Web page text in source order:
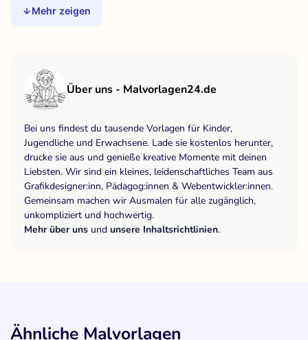
Mehr zeigen
Über uns - Malvorlagen24.de
Bei uns findest du tausende Vorlagen für Kinder,
Jugendliche und Erwachsene. Lade sie kostenlos herunter,
drucke sie aus und genieße kreative Momente mit deinen
Liebsten. Wir sind ein kleines, leidenschaftliches Team aus
Grafikdesigner:inn, Pädagog:innen & Webentwickler:innen.
Gemeinsam machen wir Ausmalen für alle zugänglich,
unkompliziert und hochwertig.
Mehr über uns und unsere Inhaltsrichtlinien.
Ähnliche Malvorlagen